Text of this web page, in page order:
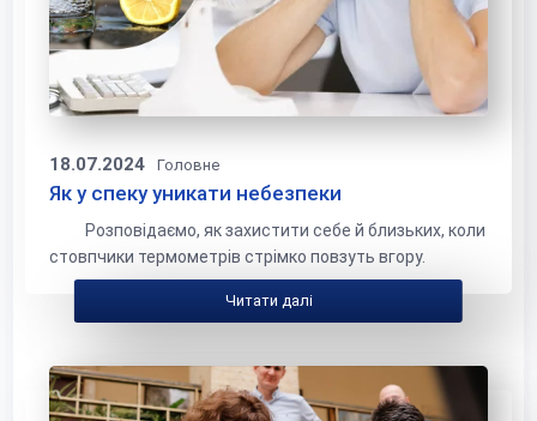
18.07.2024 Головне
Як у спеку уникати небезпеки
Розповідаємо, як захистити себе й близьких, коли
стовпчики термометрів стрімко повзуть вгору.
Читати далі